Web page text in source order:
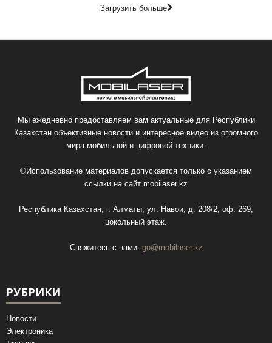
Загрузить больше
Мы ежедневно предоставляем вам актуальные для Республики
Казахстан объективные новости и интересное видео из огромного
мира мобильной и цифровой техники.
©Использование материалов допускается только с указанием
ссылки на сайт mobilaser.kz
Республика Казахстан, г. Алматы, ул. Навои, д. 208/2, оф. 269,
цокольный этаж.
Свяжитесь с нами: go@mobilaser.kz
РУБРИКИ
Новости
Электроника